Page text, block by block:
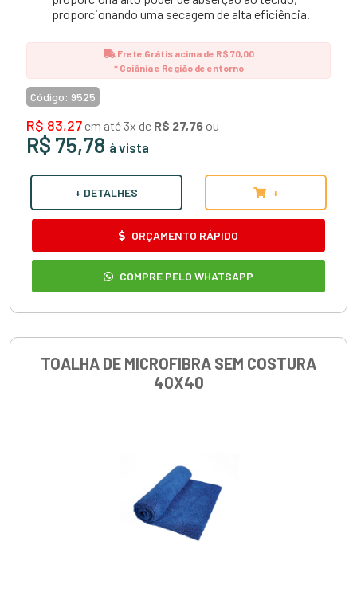
proporcionando uma secagem de alta eficiência.
Frete Grátis acima de R$ 70,00
* Goiânia e Região de entorno
Código: 9525
R$ 83,27em até 3x de R$ 27,76 ou
R$ 75,78 à vista
+ DETALHES +
ORÇAMENTO RÁPIDO
COMPRE PELO WHATSAPP
TOALHA DE MICROFIBRA SEM COSTURA
40X40